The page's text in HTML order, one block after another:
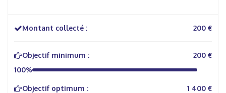
Montant collecté : 200 €
Objectif minimum :
200 €
100%
Objectif optimum :
1 400 €